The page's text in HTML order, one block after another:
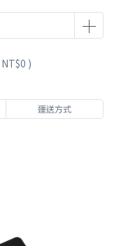
NT$0 )
運送方式